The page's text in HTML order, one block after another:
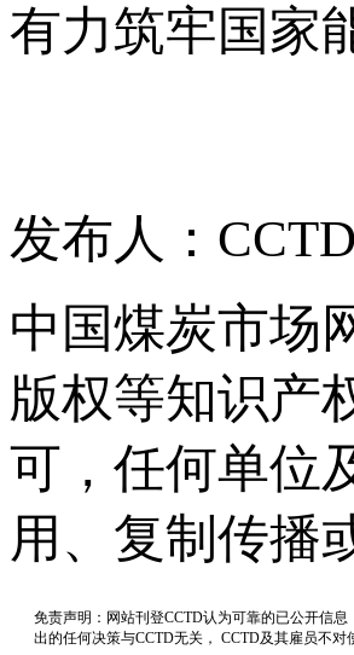
有力筑牢国家
发布人：
中国煤炭市场
版权等知识产
可，任何单位
用、复制传播
免责声明：网站刊登CCTD认为可靠的已公开信
出的任何决策与CCTD无关， CCTD及其雇员不